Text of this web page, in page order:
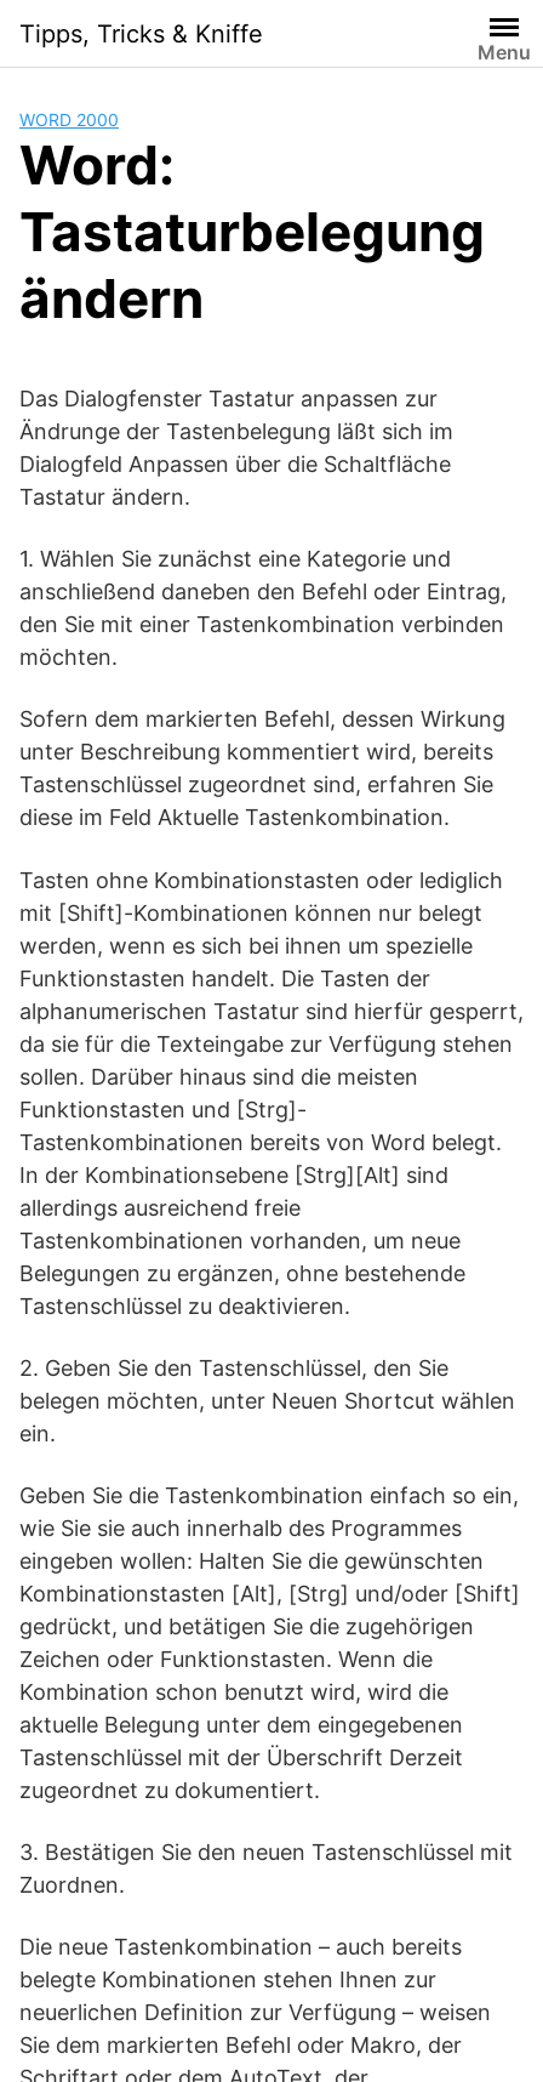
content
Tipps, Tricks & Kniffe
Menu
WORD 2000
Word:
Tastaturbelegung
ändern
Das Dialogfenster Tastatur anpassen zur
Ändrunge der Tastenbelegung läßt sich im
Dialogfeld Anpassen über die Schaltfläche
Tastatur ändern.
1. Wählen Sie zunächst eine Kategorie und
anschließend daneben den Befehl oder Eintrag,
den Sie mit einer Tastenkombination verbinden
möchten.
Sofern dem markierten Befehl, dessen Wirkung
unter Beschreibung kommentiert wird, bereits
Tastenschlüssel zugeordnet sind, erfahren Sie
diese im Feld Aktuelle Tastenkombination.
Tasten ohne Kombinationstasten oder lediglich
mit [Shift]-Kombinationen können nur belegt
werden, wenn es sich bei ihnen um spezielle
Funktionstasten handelt. Die Tasten der
alphanumerischen Tastatur sind hierfür gesperrt,
da sie für die Texteingabe zur Verfügung stehen
sollen. Darüber hinaus sind die meisten
Funktionstasten und [Strg]-
Tastenkombinationen bereits von Word belegt.
In der Kombinationsebene [Strg][Alt] sind
allerdings ausreichend freie
Tastenkombinationen vorhanden, um neue
Belegungen zu ergänzen, ohne bestehende
Tastenschlüssel zu deaktivieren.
2. Geben Sie den Tastenschlüssel, den Sie
belegen möchten, unter Neuen Shortcut wählen
ein.
Geben Sie die Tastenkombination einfach so ein,
wie Sie sie auch innerhalb des Programmes
eingeben wollen: Halten Sie die gewünschten
Kombinationstasten [Alt], [Strg] und/oder [Shift]
gedrückt, und betätigen Sie die zugehörigen
Zeichen oder Funktionstasten. Wenn die
Kombination schon benutzt wird, wird die
aktuelle Belegung unter dem eingegebenen
Tastenschlüssel mit der Überschrift Derzeit
zugeordnet zu dokumentiert.
3. Bestätigen Sie den neuen Tastenschlüssel mit
Zuordnen.
Die neue Tastenkombination – auch bereits
belegte Kombinationen stehen Ihnen zur
neuerlichen Definition zur Verfügung – weisen
Sie dem markierten Befehl oder Makro, der